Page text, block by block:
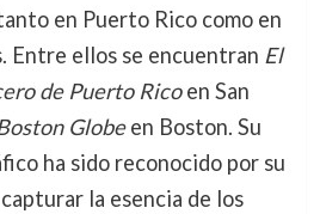
en Puerto Rico como en
Entre ellos se encuentran El
de Puerto Ricoen San
Globeen Boston. Su
ha sido reconocido por su
la esencia de los